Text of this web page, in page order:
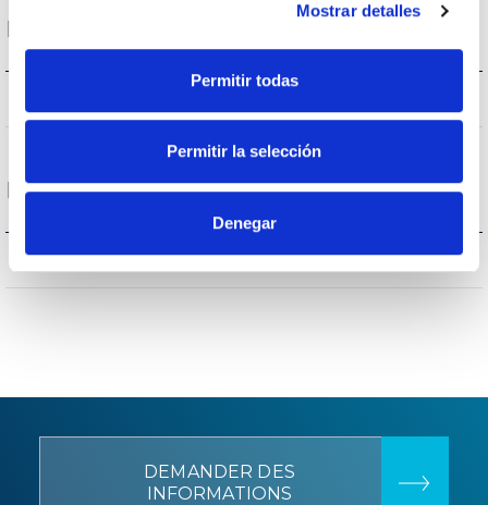
Mostrar detalles
Permitir todas
Permitir la selección
Denegar
Protections
Données générales
CEE Classificationo énergétique –
DEMANDER DES
INFORMATIONS